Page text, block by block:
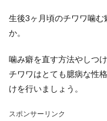
生後3ヶ月頃のチワワ噛
か。
噛み癖を直す方法やしつ
チワワはとても臆病な性
けを行いましょう。
スポンサーリンク